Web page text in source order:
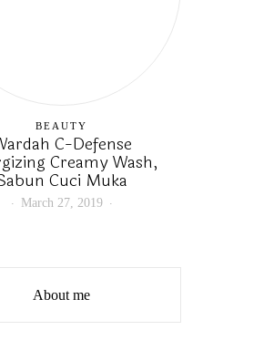
BEAUTY
C-Defense
Creamy Wash,
Cuci Muka
March 27, 2019
About me